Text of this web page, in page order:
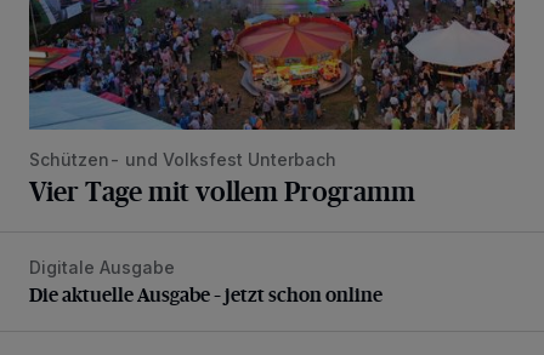
Schützen- und Volksfest Unterbach
Vier Tage mit vollem Programm
Die aktuelle Ausgabe – jetzt schon online
Digitale Ausgabe
Die aktuelle Ausgabe – jetzt schon online